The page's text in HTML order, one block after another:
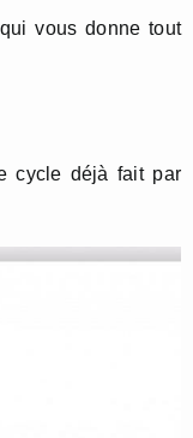
vous donne tout
cycle déjà fait par